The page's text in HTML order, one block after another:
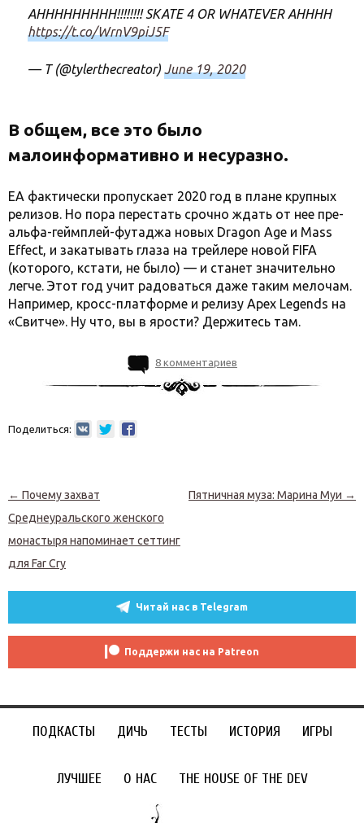
AHHHHHHHHH!!!!!!!! SKATE 4 OR WHATEVER AHHHH
https://t.co/WrnV9piJ5F
— T (@tylerthecreator) June 19, 2020
В общем, все это было
малоинформативно и несуразно.
EA фактически пропускает 2020 год в плане крупных
релизов. Но пора перестать срочно ждать от нее пре-
альфа-геймплей-футаджа новых Dragon Age и Mass
Effect, и закатывать глаза на трейлере новой FIFA
(которого, кстати, не было) — и станет значительно
легче. Этот год учит радоваться даже таким мелочам.
Например, кросс-платформе и релизу Apex Legends на
«Свитче». Ну что, вы в ярости? Держитесь там.
8 комментариев
Поделиться:
Навигация по записям
← Почему захват
Среднеуральского женского
монастыря напоминает сеттинг
для Far Cry
Пятничная муза: Марина Муи →
Читай нас в Telegram
Поддержи нас на Patreon
ПОДКАСТЫ ДИЧЬ ТЕСТЫ ИСТОРИЯ ИГРЫ
ЛУЧШЕЕ О НАС THE HOUSE OF THE DEV